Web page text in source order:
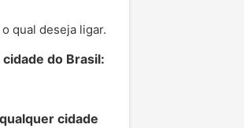
qual deseja ligar.
do Brasil:
cidade